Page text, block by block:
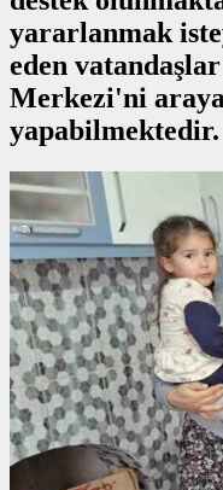
yararlanmak
eden
Merkezi'ni
yapabilmektedir.